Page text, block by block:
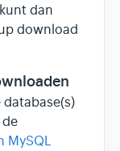
dan
download
MySQL